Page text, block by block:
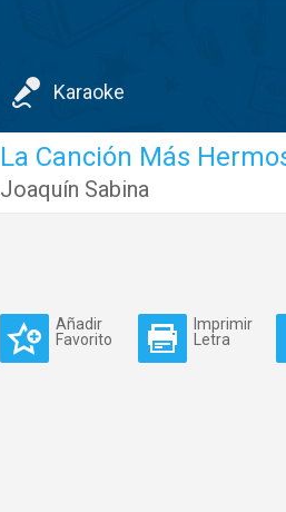
Karaoke
La Canción Más
Joaquín Sabina
Añadir
Favorito
Imprimir
Letra